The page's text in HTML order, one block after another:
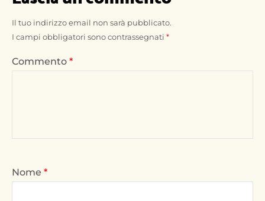
Il tuo indirizzo email non sarà pubblicato.
I campi obbligatori sono contrassegnati *
Commento *
Nome *